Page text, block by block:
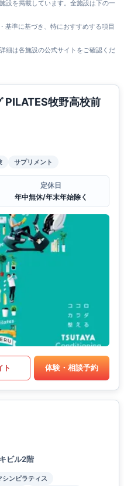
設を掲載しています。全施設は下の一
基準に基づき、特におすすめする項目
細は各施設の公式サイトをご確認くだ
PILATES牧野高校前
サプリメント
定休日
年中無休/年末年始除く
ト 体験・相談予約
ビル2階
シンピラティス